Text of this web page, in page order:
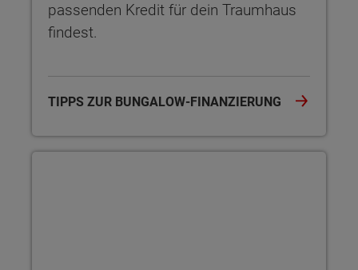
passenden Kredit für dein Traumhaus
findest.
TIPPS ZUR BUNGALOW-FINANZIERUNG